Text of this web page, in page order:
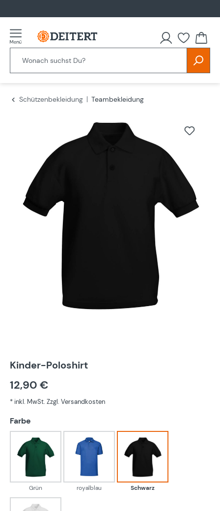
Schützenbekleidung
Teambekleidung
Kinder-Poloshirt
12,90 €
* inkl. MwSt. Zzgl. Versandkosten
Farbe
Grün
Grün
royalblau
royalblau
Schwarz
Schwarz